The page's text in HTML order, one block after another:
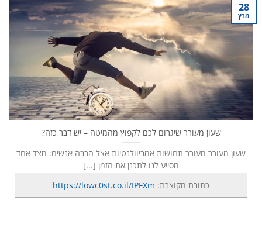
שעון מעורר שיגרום לכם לקפוץ מהמיטה – יש דבר כזה?
שעון מעורר מעורר תחושות אמביוולנטיות אצל הרבה אנשים: מצד אחד
מסייע לנו לתכנן את הזמן [...]
כתובת מקוצרת: https://lowc0st.co.il/IPFXm
28
מרץ